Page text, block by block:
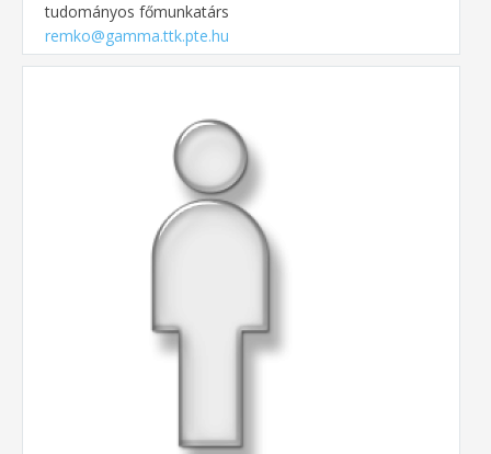
tudományos főmunkatárs
remko@gamma.ttk.pte.hu